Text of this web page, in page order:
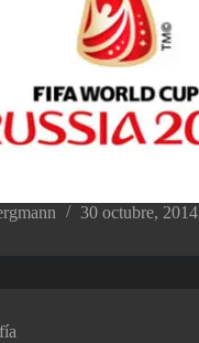
30 octubre, 2014